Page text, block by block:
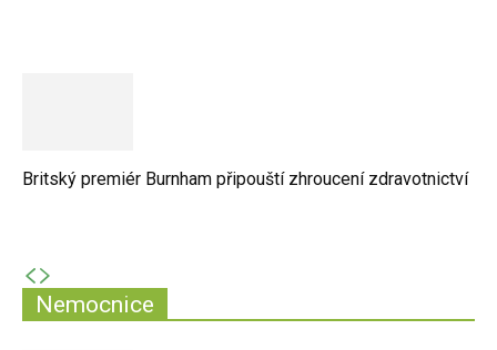
Britský premiér Burnham připouští zhroucení zdravotnictví
Nemocnice